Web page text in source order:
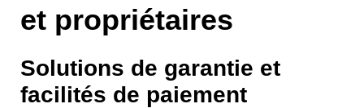
et propriétaires
Solutions de garantie et
facilités de paiement